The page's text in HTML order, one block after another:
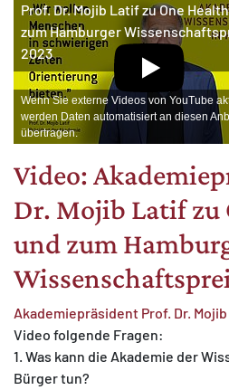
Prof. Dr. Mojib Latif zu One
zum Hamburger
2023
Wenn Sie externe Videos von YouTube
werden Daten automatisiert an diesen
übertragen.
Video:
Dr. Mojib Latif zu
und zum
Akademiepräsident Prof. Dr.
Video folgende Fragen:
1. Was kann die Akademie der
Bürger tun?